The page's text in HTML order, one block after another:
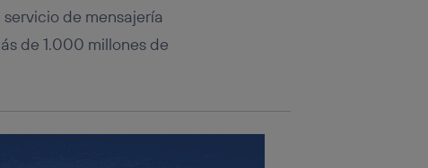
de mensajería
de 1.000 millones de